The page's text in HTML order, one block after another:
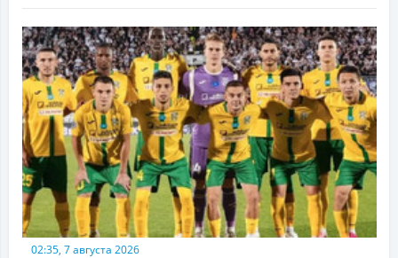
02:35, 7 августа 2026